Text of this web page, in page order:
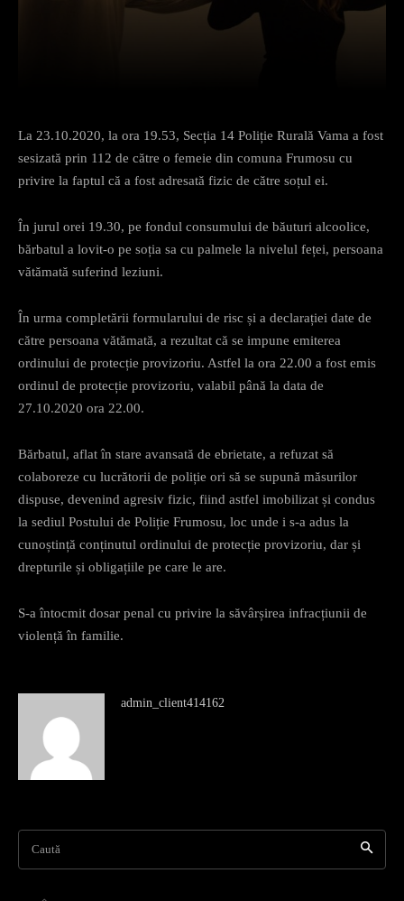
La 23.10.2020, la ora 19.53, Secția 14 Poliție Rurală Vama a fost
sesizată prin 112 de către o femeie din comuna Frumosu cu
privire la faptul că a fost adresată fizic de către soțul ei.
În jurul orei 19.30, pe fondul consumului de băuturi alcoolice,
bărbatul a lovit-o pe soția sa cu palmele la nivelul feței, persoana
vătămată suferind leziuni.
În urma completării formularului de risc și a declarației date de
către persoana vătămată, a rezultat că se impune emiterea
ordinului de protecție provizoriu. Astfel la ora 22.00 a fost emis
ordinul de protecție provizoriu, valabil până la data de
27.10.2020 ora 22.00.
Bărbatul, aflat în stare avansată de ebrietate, a refuzat să
colaboreze cu lucrătorii de poliție ori să se supună măsurilor
dispuse, devenind agresiv fizic, fiind astfel imobilizat și condus
la sediul Postului de Poliție Frumosu, loc unde i s-a adus la
cunoștință conținutul ordinului de protecție provizoriu, dar și
drepturile și obligațiile pe care le are.
S-a întocmit dosar penal cu privire la săvârșirea infracțiunii de
violență în familie.
admin_client414162
Caută